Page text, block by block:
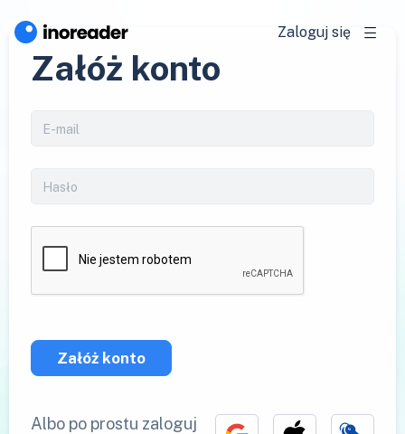
Zaloguj się
Załóż konto
Załóż konto
Albo po prostu zaloguj